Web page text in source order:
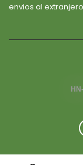
envios al extranjero